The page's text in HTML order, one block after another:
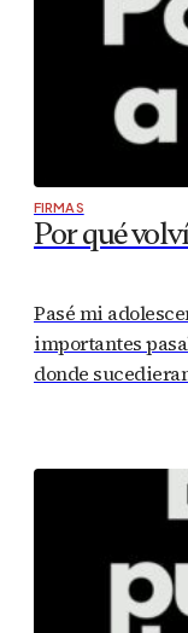
FIRMAS
Por qué
Pasé mi
importantes
donde